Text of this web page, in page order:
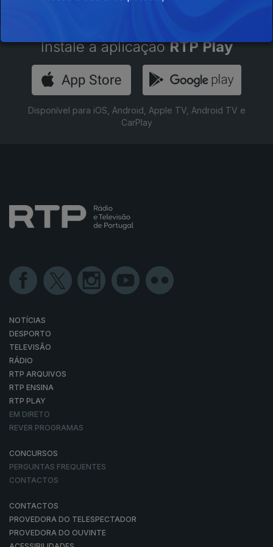
Instale a aplicaçãoRTP Play
Disponível para iOS, Android, Apple TV, Android TV e
CarPlay
NOTÍCIAS
DESPORTO
TELEVISÃO
RÁDIO
RTP ARQUIVOS
RTP ENSINA
RTP PLAY
EM DIRETO
REVER PROGRAMAS
CONCURSOS
PERGUNTAS FREQUENTES
CONTACTOS
CONTACTOS
PROVEDORA DO TELESPECTADOR
PROVEDORA DO OUVINTE